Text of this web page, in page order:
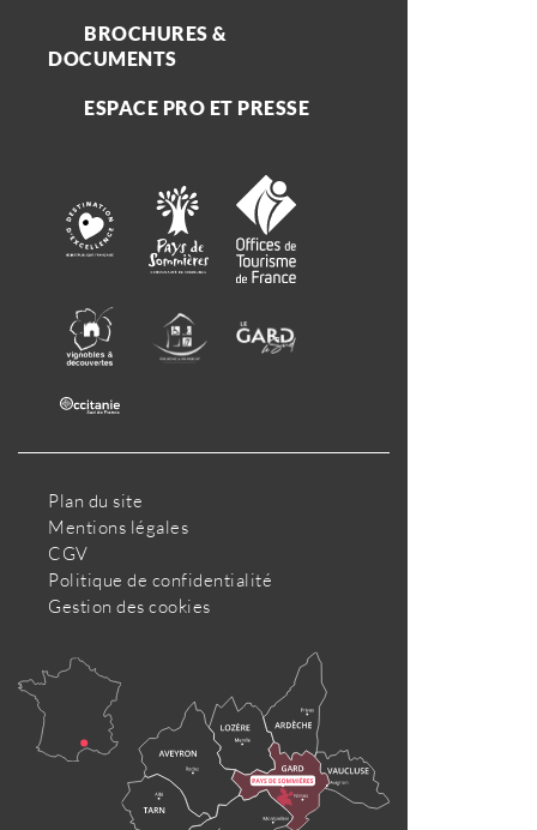
BROCHURES &
DOCUMENTS
ESPACE PRO ET PRESSE
Plan du site
Mentions légales
CGV
Politique de confidentialité
Gestion des cookies